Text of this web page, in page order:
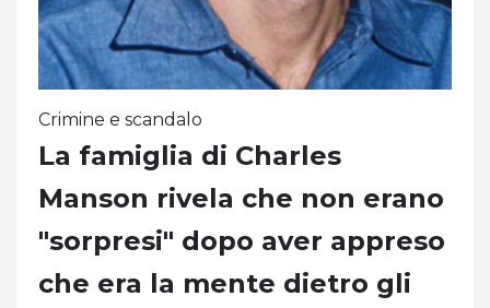
Crimine e scandalo
La famiglia di Charles
Manson rivela che non erano
"sorpresi" dopo aver appreso
che era la mente dietro gli